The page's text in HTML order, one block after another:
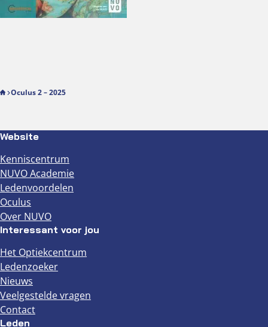
Oculus 2 – 2025
Website
Kenniscentrum
NUVO Academie
Ledenvoordelen
Oculus
Over NUVO
Interessant voor jou
Het Optiekcentrum
Ledenzoeker
Nieuws
Veelgestelde vragen
Contact
Leden